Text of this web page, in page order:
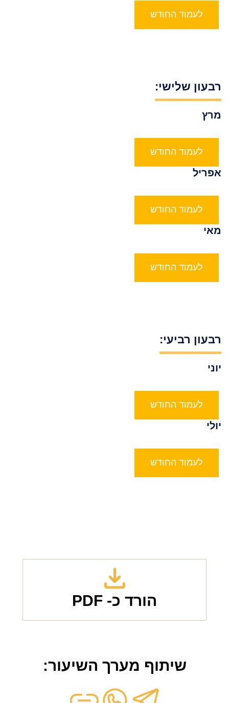
לעמוד החודש
רבעון שלישי:
מרץ
לעמוד החודש
אפריל
לעמוד החודש
מאי
לעמוד החודש
רבעון רביעי:
יוני
לעמוד החודש
יולי
לעמוד החודש
הורד כ- PDF
שיתוף מערך השיעור: